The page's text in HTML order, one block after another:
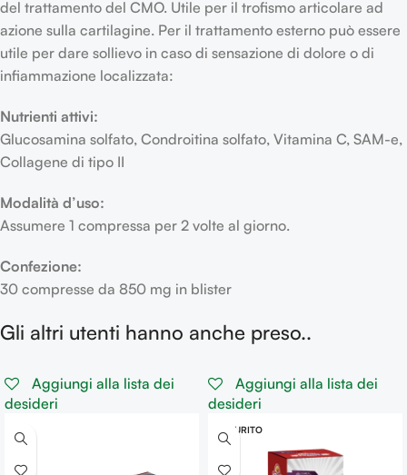
del trattamento del CMO. Utile per il trofismo articolare ad
azione sulla cartilagine. Per il trattamento esterno può essere
utile per dare sollievo in caso di sensazione di dolore o di
infiammazione localizzata:
Nutrienti attivi:
Glucosamina solfato, Condroitina solfato, Vitamina C, SAM-e,
Collagene di tipo II
Modalità d’uso:
Assumere 1 compressa per 2 volte al giorno.
Confezione:
30 compresse da 850 mg in blister
Gli altri utenti hanno anche preso..
Aggiungi alla lista dei
desideri
Aggiungi alla lista dei
desideri
ESAURITO